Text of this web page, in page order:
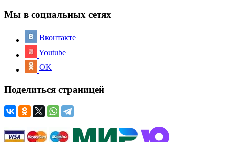
Мы в социальных сетях
Вконтакте
Youtube
OK
Поделиться страницей